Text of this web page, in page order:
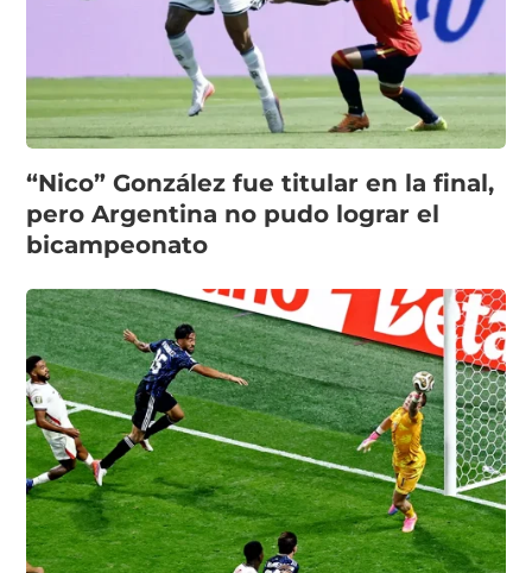
“Nico” González fue titular en la final,
pero Argentina no pudo lograr el
bicampeonato